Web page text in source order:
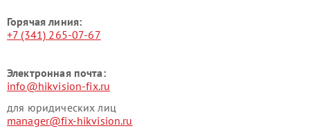
Горячая линия:
+7 (341) 265-07-67
Электронная почта:
info@hikvision-fix.ru
для юридических лиц
manager@fix-hikvision.ru